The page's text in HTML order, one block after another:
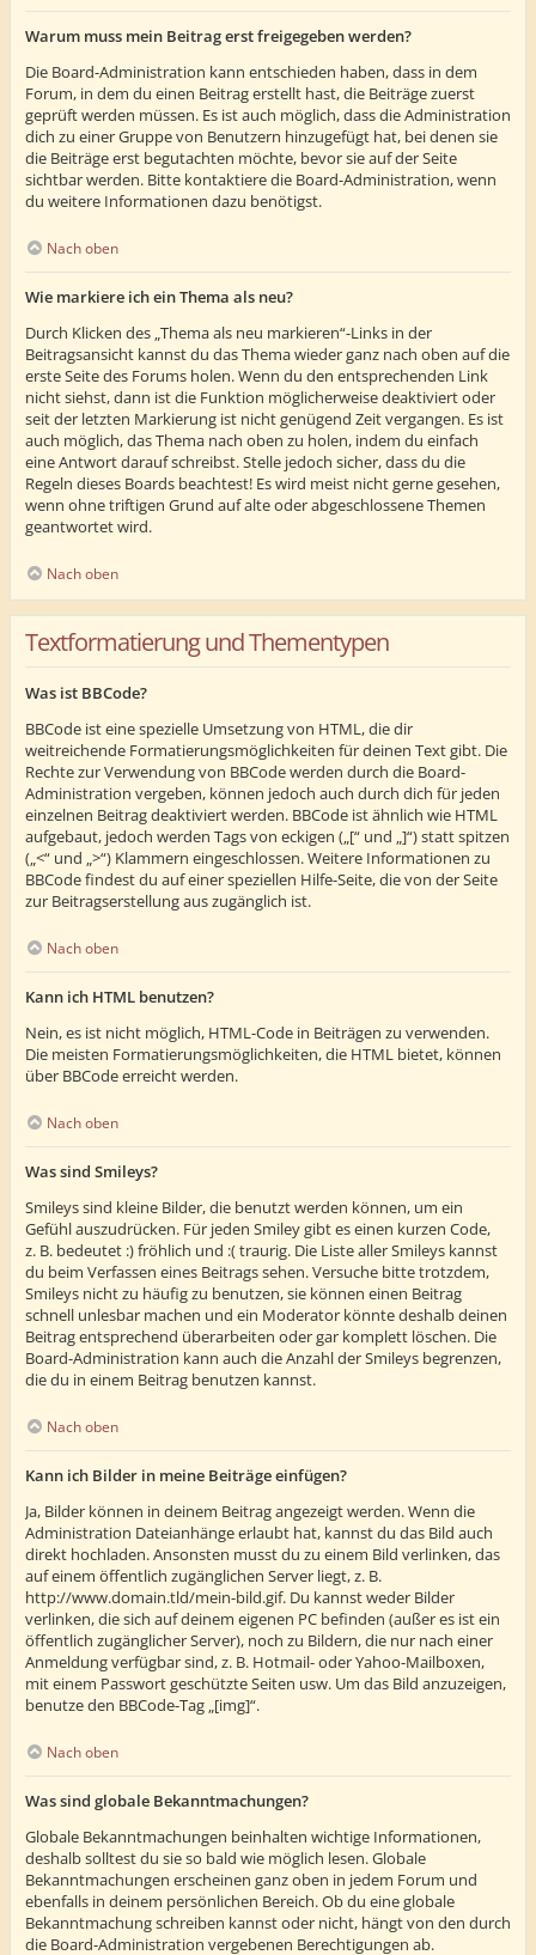
Warum muss mein Beitrag erst freigegeben werden?
Die Board-Administration kann entschieden haben, dass in dem
Forum, in dem du einen Beitrag erstellt hast, die Beiträge zuerst
geprüft werden müssen. Es ist auch möglich, dass die Administration
dich zu einer Gruppe von Benutzern hinzugefügt hat, bei denen sie
die Beiträge erst begutachten möchte, bevor sie auf der Seite
sichtbar werden. Bitte kontaktiere die Board-Administration, wenn
du weitere Informationen dazu benötigst.
Nach oben
Wie markiere ich ein Thema als neu?
Durch Klicken des „Thema als neu markieren“-Links in der
Beitragsansicht kannst du das Thema wieder ganz nach oben auf die
erste Seite des Forums holen. Wenn du den entsprechenden Link
nicht siehst, dann ist die Funktion möglicherweise deaktiviert oder
seit der letzten Markierung ist nicht genügend Zeit vergangen. Es ist
auch möglich, das Thema nach oben zu holen, indem du einfach
eine Antwort darauf schreibst. Stelle jedoch sicher, dass du die
Regeln dieses Boards beachtest! Es wird meist nicht gerne gesehen,
wenn ohne triftigen Grund auf alte oder abgeschlossene Themen
geantwortet wird.
Nach oben
Textformatierung und Thementypen
Was ist BBCode?
BBCode ist eine spezielle Umsetzung von HTML, die dir
weitreichende Formatierungsmöglichkeiten für deinen Text gibt. Die
Rechte zur Verwendung von BBCode werden durch die Board-
Administration vergeben, können jedoch auch durch dich für jeden
einzelnen Beitrag deaktiviert werden. BBCode ist ähnlich wie HTML
aufgebaut, jedoch werden Tags von eckigen („[“ und „]“) statt spitzen
(„<“ und „>“) Klammern eingeschlossen. Weitere Informationen zu
BBCode findest du auf einer speziellen Hilfe-Seite, die von der Seite
zur Beitragserstellung aus zugänglich ist.
Nach oben
Kann ich HTML benutzen?
Nein, es ist nicht möglich, HTML-Code in Beiträgen zu verwenden.
Die meisten Formatierungsmöglichkeiten, die HTML bietet, können
über BBCode erreicht werden.
Nach oben
Was sind Smileys?
Smileys sind kleine Bilder, die benutzt werden können, um ein
Gefühl auszudrücken. Für jeden Smiley gibt es einen kurzen Code,
z. B. bedeutet :) fröhlich und :( traurig. Die Liste aller Smileys kannst
du beim Verfassen eines Beitrags sehen. Versuche bitte trotzdem,
Smileys nicht zu häufig zu benutzen, sie können einen Beitrag
schnell unlesbar machen und ein Moderator könnte deshalb deinen
Beitrag entsprechend überarbeiten oder gar komplett löschen. Die
Board-Administration kann auch die Anzahl der Smileys begrenzen,
die du in einem Beitrag benutzen kannst.
Nach oben
Kann ich Bilder in meine Beiträge einfügen?
Ja, Bilder können in deinem Beitrag angezeigt werden. Wenn die
Administration Dateianhänge erlaubt hat, kannst du das Bild auch
direkt hochladen. Ansonsten musst du zu einem Bild verlinken, das
auf einem öffentlich zugänglichen Server liegt, z. B.
http://www.domain.tld/mein-bild.gif. Du kannst weder Bilder
verlinken, die sich auf deinem eigenen PC befinden (außer es ist ein
öffentlich zugänglicher Server), noch zu Bildern, die nur nach einer
Anmeldung verfügbar sind, z. B. Hotmail- oder Yahoo-Mailboxen,
mit einem Passwort geschützte Seiten usw. Um das Bild anzuzeigen,
benutze den BBCode-Tag „[img]“.
Nach oben
Was sind globale Bekanntmachungen?
Globale Bekanntmachungen beinhalten wichtige Informationen,
deshalb solltest du sie so bald wie möglich lesen. Globale
Bekanntmachungen erscheinen ganz oben in jedem Forum und
ebenfalls in deinem persönlichen Bereich. Ob du eine globale
Bekanntmachung schreiben kannst oder nicht, hängt von den durch
die Board-Administration vergebenen Berechtigungen ab.